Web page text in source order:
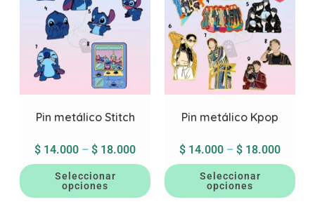
Pin metálico Stitch
$ 14.000 – $ 18.000
Seleccionar
opciones
Pin metálico Kpop
$ 14.000 – $ 18.000
Seleccionar
opciones